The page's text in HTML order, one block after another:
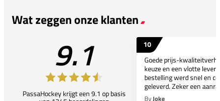
Wat zeggen onze klanten
9.1
PassaHockey krijgt een 9.1 op basis
10
Goede prijs-
keuze en een vlotte
bestelling werd snel en
geleverd. Zeker een
ByJoke